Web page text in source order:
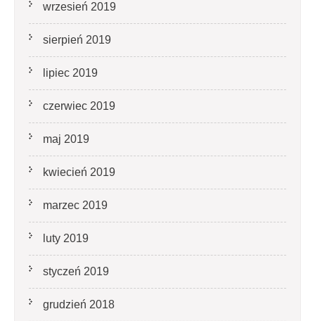
wrzesień 2019
sierpień 2019
lipiec 2019
czerwiec 2019
maj 2019
kwiecień 2019
marzec 2019
luty 2019
styczeń 2019
grudzień 2018